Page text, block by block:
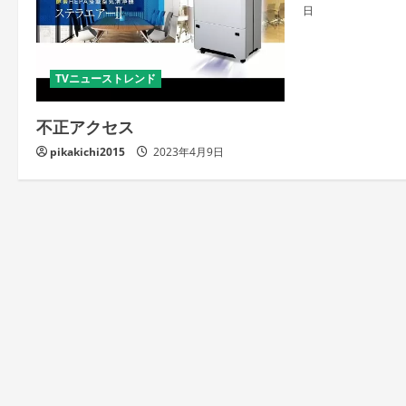
TVニューストレンド
不正アクセス
pikakichi2015 2023年4月9日
日